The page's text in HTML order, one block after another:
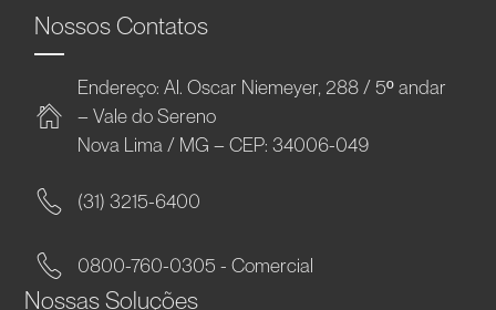
Nossos Contatos
Endereço: Al. Oscar Niemeyer, 288 / 5º andar
– Vale do Sereno
Nova Lima / MG – CEP: 34006-049
(31) 3215-6400
0800-760-0305 - Comercial
Nossas Soluções